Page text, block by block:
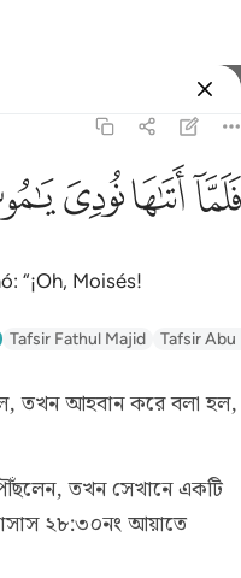
ﲵﲶﲷ
“¡Oh, Moisés!
Tafsir Fathul Majid Tafsir Abu
আহবান করে বলা হল,
তখন সেখানে একটি
২৮:৩০নং আয়াতে